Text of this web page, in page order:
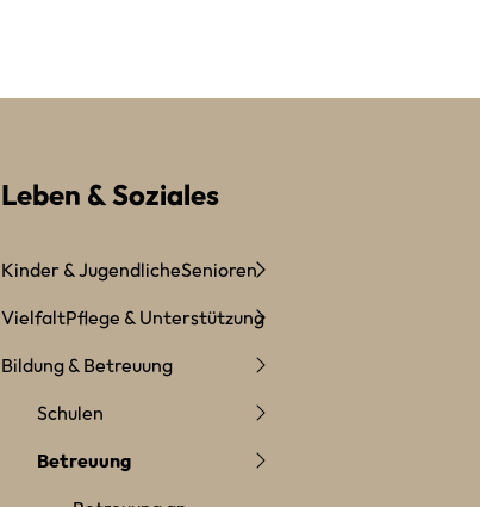
Leben & Soziales
Kinder & JugendlicheSenioren
VielfaltPflege & Unterstützung
Bildung & Betreuung
Schulen
Betreuung